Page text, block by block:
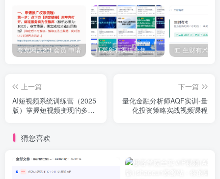
夸克网盘20t 会员 申请 IT类所有渠道合集 持续日更，目前近四千多条资源 年费用户微信私信获取权限
上一篇
AI短视频系统训练营（2025
版）掌握短视频变现的多种
下一篇
量化金融分析师AQF实训-量
化投资策略实战视频课程
猜您喜欢